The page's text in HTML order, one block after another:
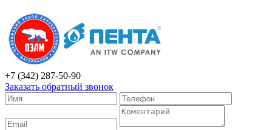
+7 (342) 287-50-90
Заказать обратный звонок